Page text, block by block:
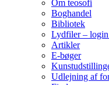
Om teosofi
Boghandel
Bibliotek
Lydfiler –
Artikler
E-bøger
Udlejning af